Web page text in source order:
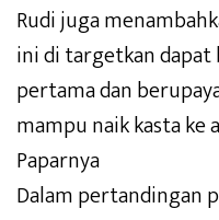
Rudi juga
ini di targetkan dapat
pertama dan
mampu naik kasta ke
Paparnya
Dalam pertandingan